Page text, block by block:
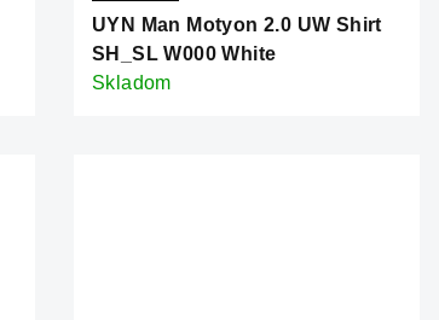
UYN Man Motyon 2.0 UW Shirt
SH_SL W000 White
Skladom